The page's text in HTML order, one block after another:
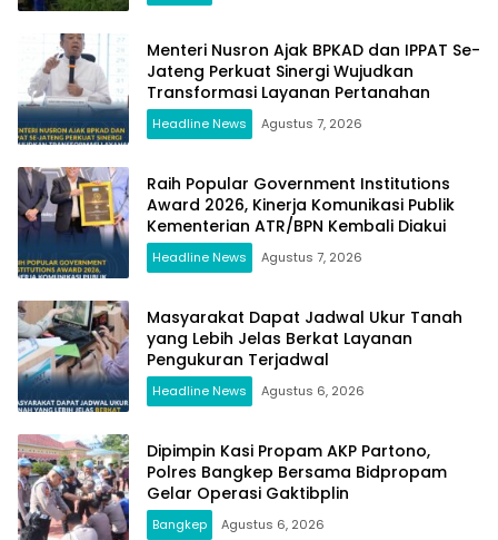
Menteri Nusron Ajak BPKAD dan IPPAT Se-
Jateng Perkuat Sinergi Wujudkan
Transformasi Layanan Pertanahan
Headline News Agustus 7, 2026
Raih Popular Government Institutions
Award 2026, Kinerja Komunikasi Publik
Kementerian ATR/BPN Kembali Diakui
Headline News Agustus 7, 2026
Masyarakat Dapat Jadwal Ukur Tanah
yang Lebih Jelas Berkat Layanan
Pengukuran Terjadwal
Headline News Agustus 6, 2026
Dipimpin Kasi Propam AKP Partono,
Polres Bangkep Bersama Bidpropam
Gelar Operasi Gaktibplin
Bangkep Agustus 6, 2026